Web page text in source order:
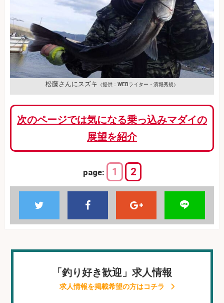
松藤さんにスズキ （提供：WEBライター・濱堀秀規）
次のページでは気になる乗っ込みマダイの
展望を紹介
page: 1 2
「釣り好き歓迎」求人情報
求人情報を掲載希望の方はコチラ